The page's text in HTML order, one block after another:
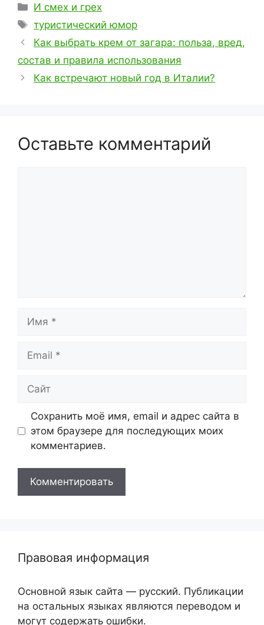
Рубрики
И смех и грех
Метки
туристический юмор
Как выбрать крем от загара: польза, вред,
состав и правила использования
Как встречают новый год в Италии?
Оставьте комментарий
Сохранить моё имя, email и адрес сайта в
этом браузере для последующих моих
комментариев.
Правовая информация
Основной язык сайта — русский. Публикации
на остальных языках являются переводом и
могут содержать ошибки.